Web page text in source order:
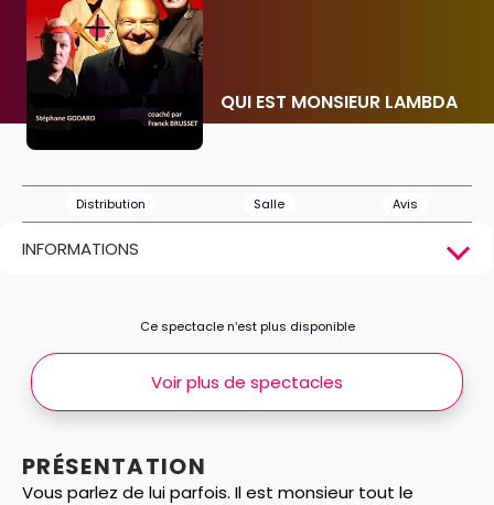
QUI EST MONSIEUR LAMBDA
Distribution Salle Avis
INFORMATIONS
PRÉSENTATION
Vous parlez de lui parfois. Il est monsieur tout le
Ce spectacle n’est plus disponible
Voir plus de spectacles